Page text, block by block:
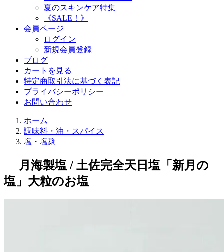
夏のスキンケア特集
《SALE！》
会員ページ
ログイン
新規会員登録
ブログ
カートを見る
特定商取引法に基づく表記
プライバシーポリシー
お問い合わせ
ホーム
調味料・油・スパイス
塩・塩麹
月海製塩 / 土佐完全天日塩「新月の
塩」大粒のお塩